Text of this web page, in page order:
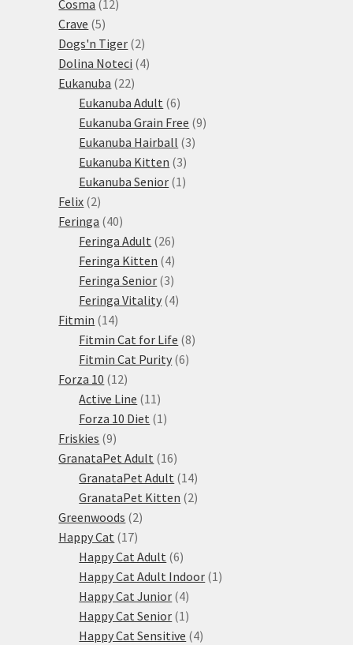
Cosma 12
Crave 55
produktů
Dogs'n Tiger 22
produkty
Dolina Noteci 44
Eukanuba 2222
produktů
Eukanuba Adult 66
produktů
Eukanuba Grain Free 99
Eukanuba Hairball 33
Eukanuba Kitten 33
produkty
Eukanuba Senior 1 1
Felix 22
produkty
Feringa 4040
produktů
Feringa Adult 2626
produktů
Feringa Kitten 44
produkty
Feringa Senior 33
produkty
Feringa Vitality 44
Fitmin 1414
produktů
Fitmin Cat for Life 88
Fitmin Cat Purity 66
Forza 10 1212
produktů
Active Line 11 11
produktů
Forza 10 Diet 1 1
Friskies 99
produktů
GranataPet Adult 1616
produktů
GranataPet Adult 1414
produktů
GranataPet Kitten 22
Greenwoods 22
Happy Cat 1717
produktů
Happy Cat Adult 66
produktů
Happy Cat Adult Indoor 1 1
Happy Cat Junior 44
produkty
Happy Cat Senior 1 1
produkt
Happy Cat Sensitive 44